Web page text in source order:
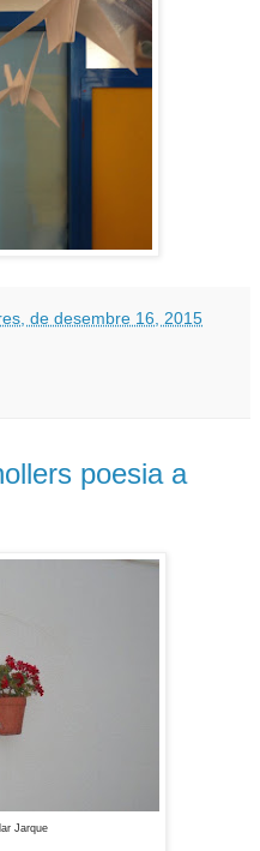
de desembre 16, 2015
poesia a
Jarque